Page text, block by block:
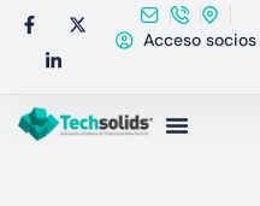
Acceso socios